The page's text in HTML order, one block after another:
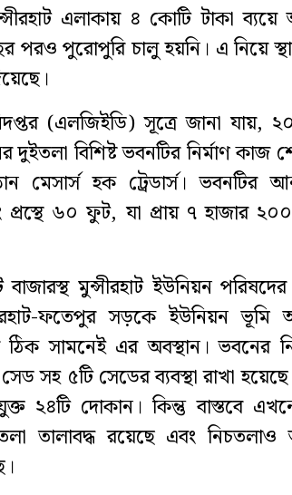
এলাকায় ৪ কোটি টাকা
পরও পুরোপুরি চালু হয়নি। এ নিয়ে
(এলজিইডি) সূত্রে জানা যায়,
দুইতলা বিশিষ্ট ভবনটির নির্মাণ কাজ
মেসার্স হক ট্রেডার্স। ভবনটির
৬০ ফুট, যা প্রায় ৭ হাজার
মুন্সীরহাট ইউনিয়ন
ফতেপুর সড়কে ইউনিয়ন ভূমি
ঠিক সামনেই এর অবস্থান। ভবনের
সহ ৫টি সেডের ব্যবস্থা রাখা
২৪টি দোকান। কিন্তু বাস্তবে
তালাবদ্ধ রয়েছে এবং